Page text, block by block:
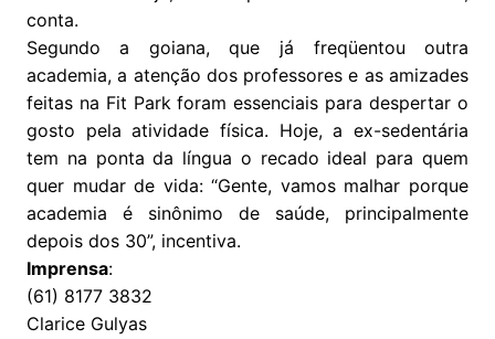
conta.
Segundo a goiana, que já freqüentou outra
academia, a atenção dos professores e as amizades
feitas na Fit Park foram essenciais para despertar o
gosto pela atividade física. Hoje, a ex-sedentária
tem na ponta da língua o recado ideal para quem
quer mudar de vida: “Gente, vamos malhar porque
academia é sinônimo de saúde, principalmente
depois dos 30”, incentiva.
Imprensa:
(61) 8177 3832
Clarice Gulyas